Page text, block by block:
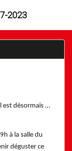
2023
est désormais …
à la salle du
déguster ce